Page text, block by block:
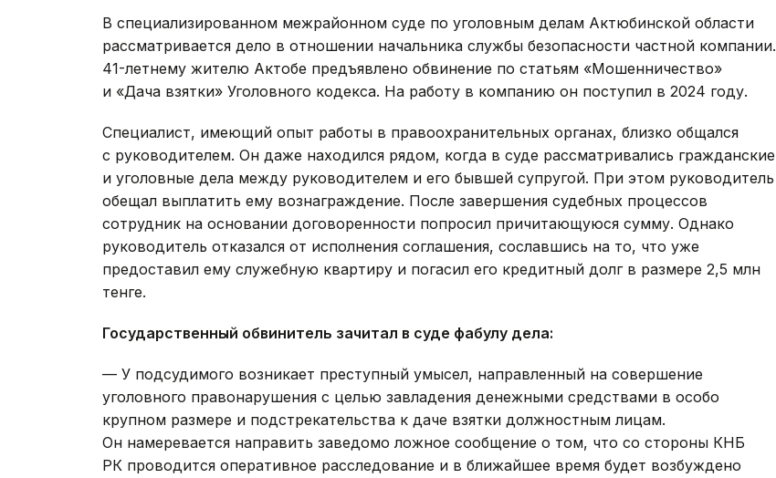
В специализированном межрайонном суде по уголовным делам Актюбинской области
рассматривается дело в отношении начальника службы безопасности частной компании.
41-летнему жителю Актобе предъявлено обвинение по статьям «Мошенничество»
и «Дача взятки» Уголовного кодекса. На работу в компанию он поступил в 2024 году.
Специалист, имеющий опыт работы в правоохранительных органах, близко общался
с руководителем. Он даже находился рядом, когда в суде рассматривались гражданские
и уголовные дела между руководителем и его бывшей супругой. При этом руководитель
обещал выплатить ему вознаграждение. После завершения судебных процессов
сотрудник на основании договоренности попросил причитающуюся сумму. Однако
руководитель отказался от исполнения соглашения, сославшись на то, что уже
предоставил ему служебную квартиру и погасил его кредитный долг в размере 2,5 млн
тенге.
Государственный обвинитель зачитал в суде фабулу дела:
— У подсудимого возникает преступный умысел, направленный на совершение
уголовного правонарушения с целью завладения денежными средствами в особо
крупном размере и подстрекательства к даче взятки должностным лицам.
Он намеревается направить заведомо ложное сообщение о том, что со стороны КНБ
РК проводится оперативное расследование и в ближайшее время будет возбуждено